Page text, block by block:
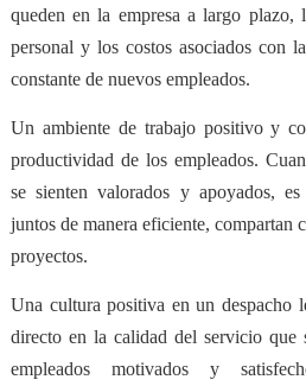
queden en la empresa a largo
personal y los costos asociados con
constante de nuevos empleados.
Un ambiente de trabajo positivo y
productividad de los empleados.
se sienten valorados y apoyados,
juntos de manera eficiente, compartan
proyectos.
Una cultura positiva en un despacho
directo en la calidad del servicio que
empleados motivados y